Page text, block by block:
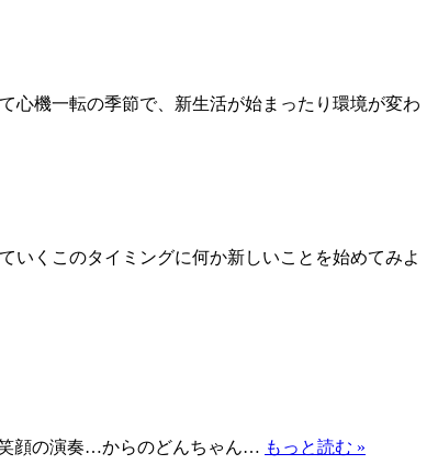
心機一転の季節で、新生活が始まったり環境が変わ
いくこのタイミングに何か新しいことを始めてみよ
笑顔の演奏…からのどんちゃん… もっと読む »